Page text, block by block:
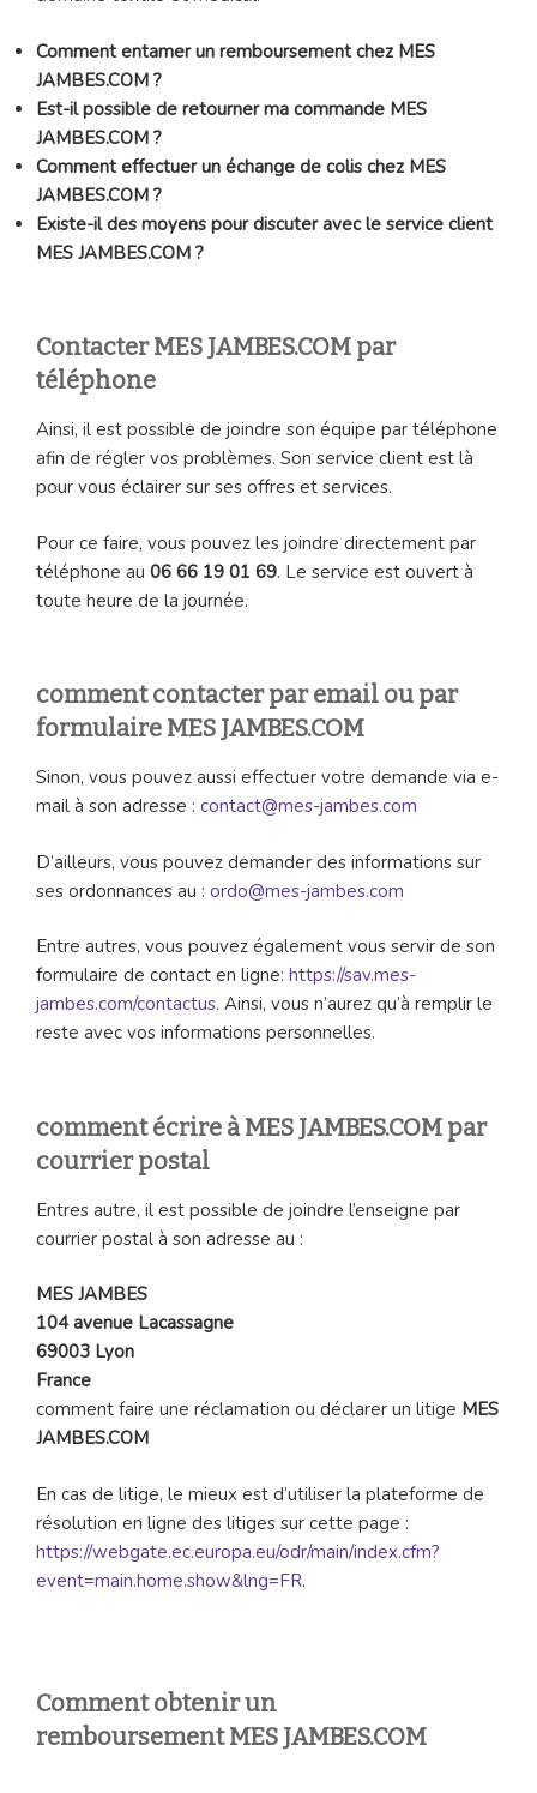
Comment entamer un remboursement chez MES
JAMBES.COM ?
Est-il possible de retourner ma commande MES
JAMBES.COM ?
Comment effectuer un échange de colis chez MES
JAMBES.COM ?
Existe-il des moyens pour discuter avec le service client
MES JAMBES.COM ?
Contacter MES JAMBES.COM par
téléphone
Ainsi, il est possible de joindre son équipe par téléphone
afin de régler vos problèmes. Son service client est là
pour vous éclairer sur ses offres et services.
Pour ce faire, vous pouvez les joindre directement par
téléphone au 06 66 19 01 69. Le service est ouvert à
toute heure de la journée.
comment contacter par email ou par
formulaire MES JAMBES.COM
Sinon, vous pouvez aussi effectuer votre demande via e-
mail à son adresse : contact@mes-jambes.com
D’ailleurs, vous pouvez demander des informations sur
ses ordonnances au : ordo@mes-jambes.com
Entre autres, vous pouvez également vous servir de son
formulaire de contact en ligne: https://sav.mes-
jambes.com/contactus. Ainsi, vous n’aurez qu’à remplir le
reste avec vos informations personnelles.
comment écrire à MES JAMBES.COM par
courrier postal
Entres autre, il est possible de joindre l’enseigne par
courrier postal à son adresse au :
MES JAMBES
104 avenue Lacassagne
69003 Lyon
France
comment faire une réclamation ou déclarer un litige MES
JAMBES.COM
En cas de litige, le mieux est d’utiliser la plateforme de
résolution en ligne des litiges sur cette page :
https://webgate.ec.europa.eu/odr/main/index.cfm?
event=main.home.show&lng=FR.
Comment obtenir un
remboursement MES JAMBES.COM